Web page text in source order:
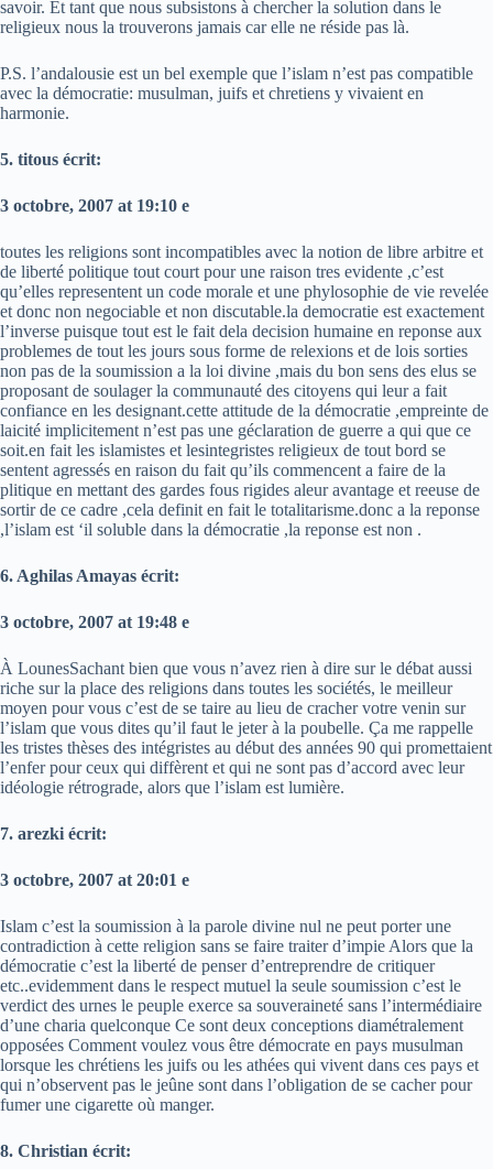
savoir. Et tant que nous subsistons à chercher la solution dans le
religieux nous la trouverons jamais car elle ne réside pas là.
P.S. l’andalousie est un bel exemple que l’islam n’est pas compatible
avec la démocratie: musulman, juifs et chretiens y vivaient en
harmonie.
5. titous écrit:
3 octobre, 2007 at 19:10 e
toutes les religions sont incompatibles avec la notion de libre arbitre et
de liberté politique tout court pour une raison tres evidente ,c’est
qu’elles representent un code morale et une phylosophie de vie revelée
et donc non negociable et non discutable.la democratie est exactement
l’inverse puisque tout est le fait dela decision humaine en reponse aux
problemes de tout les jours sous forme de relexions et de lois sorties
non pas de la soumission a la loi divine ,mais du bon sens des elus se
proposant de soulager la communauté des citoyens qui leur a fait
confiance en les designant.cette attitude de la démocratie ,empreinte de
laicité implicitement n’est pas une géclaration de guerre a qui que ce
soit.en fait les islamistes et lesintegristes religieux de tout bord se
sentent agressés en raison du fait qu’ils commencent a faire de la
plitique en mettant des gardes fous rigides aleur avantage et reeuse de
sortir de ce cadre ,cela definit en fait le totalitarisme.donc a la reponse
,l’islam est ‘il soluble dans la démocratie ,la reponse est non .
6. Aghilas Amayas écrit:
3 octobre, 2007 at 19:48 e
À LounesSachant bien que vous n’avez rien à dire sur le débat aussi
riche sur la place des religions dans toutes les sociétés, le meilleur
moyen pour vous c’est de se taire au lieu de cracher votre venin sur
l’islam que vous dites qu’il faut le jeter à la poubelle. Ça me rappelle
les tristes thèses des intégristes au début des années 90 qui promettaient
l’enfer pour ceux qui diffèrent et qui ne sont pas d’accord avec leur
idéologie rétrograde, alors que l’islam est lumière.
7. arezki écrit:
3 octobre, 2007 at 20:01 e
Islam c’est la soumission à la parole divine nul ne peut porter une
contradiction à cette religion sans se faire traiter d’impie Alors que la
démocratie c’est la liberté de penser d’entreprendre de critiquer
etc..evidemment dans le respect mutuel la seule soumission c’est le
verdict des urnes le peuple exerce sa souveraineté sans l’intermédiaire
d’une charia quelconque Ce sont deux conceptions diamétralement
opposées Comment voulez vous être démocrate en pays musulman
lorsque les chrétiens les juifs ou les athées qui vivent dans ces pays et
qui n’observent pas le jeûne sont dans l’obligation de se cacher pour
fumer une cigarette où manger.
8. Christian écrit: